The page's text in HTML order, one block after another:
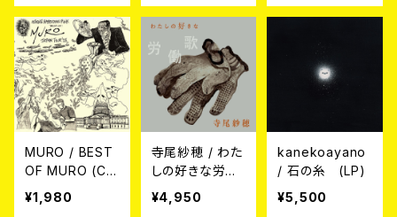
MURO / BEST
OF MURO (C
D)
¥1,980
寺尾紗穂 / わた
しの好きな労働
歌 (LP)
¥4,950
kanekoayano
/ 石の糸 (LP)
¥5,500